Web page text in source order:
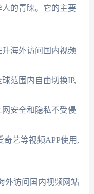
的青睐。它的主要
海外访问国内视频
范围内自由切换IP,
安全和隐私不受侵
奇艺等视频APP使用,
外访问国内视频网站